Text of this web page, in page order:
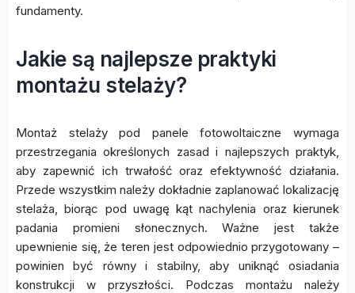
fundamenty.
Jakie są najlepsze praktyki
montażu stelaży?
Montaż stelaży pod panele fotowoltaiczne wymaga
przestrzegania określonych zasad i najlepszych praktyk,
aby zapewnić ich trwałość oraz efektywność działania.
Przede wszystkim należy dokładnie zaplanować lokalizację
stelaża, biorąc pod uwagę kąt nachylenia oraz kierunek
padania promieni słonecznych. Ważne jest także
upewnienie się, że teren jest odpowiednio przygotowany –
powinien być równy i stabilny, aby uniknąć osiadania
konstrukcji w przyszłości. Podczas montażu należy